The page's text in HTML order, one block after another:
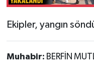
Ekipler, yangın
Muhabir: BERFİN